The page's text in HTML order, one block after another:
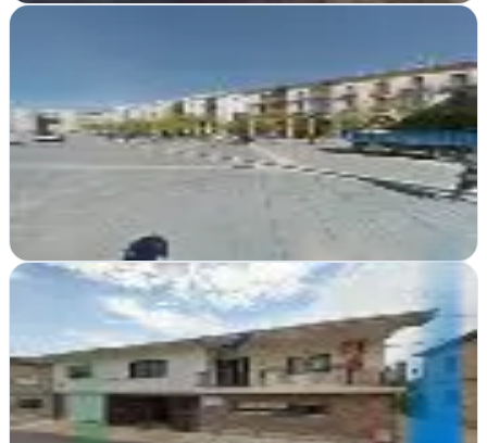
Ávila
En Ávila, BeeHype Media impulsa tu presencia online con
estrategias de marketing innovadoras y resultados medibles para
Ver ficha completa
Consultor SEO Ávila - Posicionamiento Web -
Diseño web Ávila - Publicidad Online
Sotillo de la Adrada, Ávila
En Sotillo de la Adrada, potencian tu presencia online con SEO,